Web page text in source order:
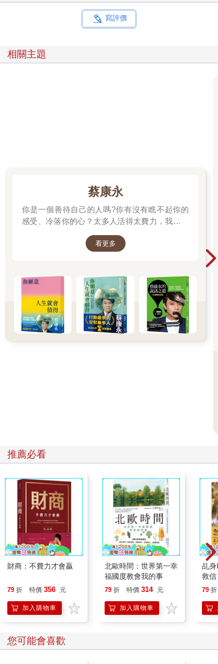
如同優秀的商務人士，只要能夠掌握交涉的契機，就能成功
當然容易順勢答應。
反向作用／還想再吃！有時欲望是經由外在刺激而產生
面前吃著很美味的食物，或是電視節目播放刺激食欲的畫面等，
就可能使原本決心減肥的意志力受到挫折。
作用（reaction formation）大。這樣的人通常身材容易發胖，眼
前一出現食物，就無法抗拒食物的誘惑，就算肚子已經八分飽，
仍然會產生「還想再吃！」的欲望。
「反向作用大」的人，除了食物，也很容易產生購物等衝動
行為。這樣的人，只要向他們稍微介紹一下有魅力的商品，就容
（精彩待續）
寫評價
相關主題
蔡康永
你是一個善待自己的人嗎?你有沒有瞧不起你的
感受、冷落你的心？太多人活得太費力，我想為
舒服、也更滿足的方法。所以我寫了這本書。
看更多
推薦必看
財商：不費力才會贏
79 折 特價 356 元
加入購物車
北歐時間：世界第一幸
福國度教會我的事
79 折 特價 314 元
加入購物車
乩身
救信
79 折
您可能會喜歡